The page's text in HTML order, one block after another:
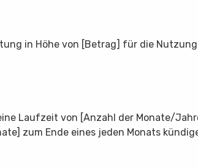
in Höhe von [Betrag] für die
Laufzeit von [Anzahl der Monate/
zum Ende eines jeden Monats